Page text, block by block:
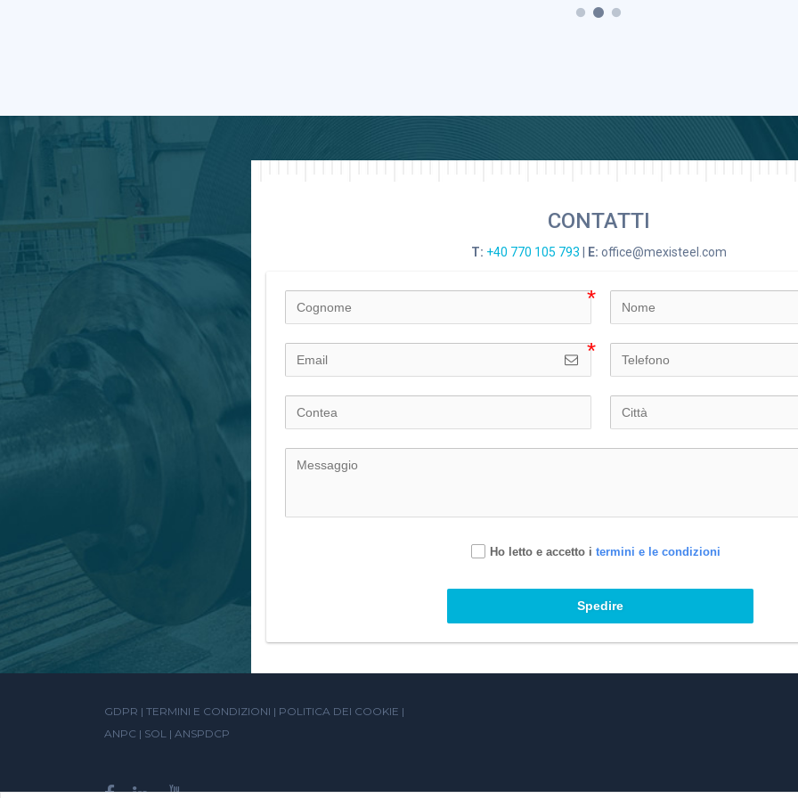
CASA CON PIANO
CONTATTI
T: +40 770 105 793 E: office@mexisteel.com
Ho letto e accetto i termini e le condizioni
Spedire
GDPR | TERMINI E CONDIZIONI | POLITICA DEI COOKIE |
ANPC | SOL | ANSPDCP